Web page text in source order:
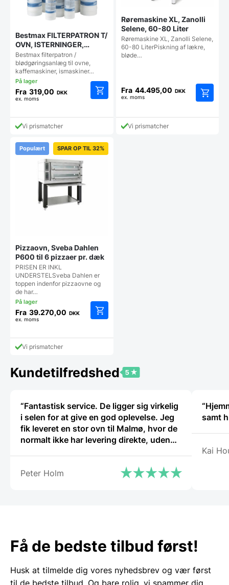
Bestmax FILTERPATRON T/
OVN, ISTERNINGER,
KAFFEMASKINE MV.
Bestmax filterpatron /
blødgøringsanlæg til ovne,
kaffemaskiner, ismaskiner…
Fra 319,00 DKK
ex. moms
varianter.
Mulighederne
kan
Vi prismatcher
Røremaskine XL, Zanolli
Selene, 60-80 Liter
Røremaskine XL, Zanolli Selene,
60-80 LiterPiskning af lækre,
bløde…
Fra 44.495,00 DKK
ex. moms
vare
Vi prismatcher
Populært SPAR OP TIL 32%
Pizzaovn, Sveba Dahlen
P600 til 6 pizzaer pr. dæk
PRISEN ER INKL
UNDERSTELSveba Dahlen er
toppen indenfor pizzaovne og
de har…
Fra 39.270,00 DKK
ex. moms
Mulighederne
kan
varesiden
Vi prismatcher
Kundetilfredshed
“Fantastisk service. De ligger sig virkelig
i selen for at give en god oplevelse. Jeg
fik leveret en stor ovn til Malmø, hvor de
normalt ikke har levering direkte, uden
service er noget ud over det
Peter Holm
samt
Kai
Få de bedste tilbud først!
Husk at tilmelde dig vores nyhedsbrev og vær først
til de bedste tilbud. Og bare rolig, vi spammer dig